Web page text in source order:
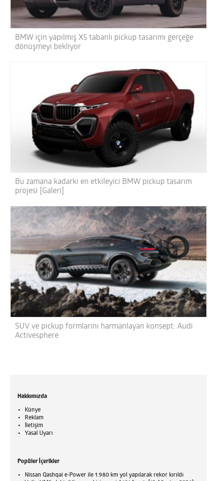
BMW için yapılmış X5 tabanlı pickup tasarımı gerçeğe
dönüşmeyi bekliyor
Bu zamana kadarki en etkileyici BMW pickup tasarım
projesi [Galeri]
SUV ve pickup formlarını harmanlayan konsept: Audi
Activesphere
Hakkımızda
Künye
Reklam
İletişim
Yasal Uyarı
Popüler İçerikler
Nissan Qashqai e-Power ile 1.980 km yol yapılarak rekor kırıldı